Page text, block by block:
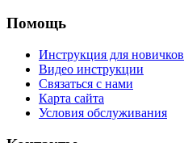
Помощь
Инструкция для новичков
Видео инструкции
Связаться с нами
Карта сайта
Условия обслуживания